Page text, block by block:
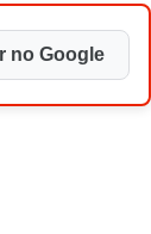
no Google